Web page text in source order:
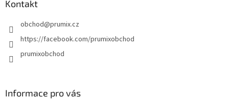
Kontakt
obchod@prumix.cz
https://facebook.com/prumixobchod
prumixobchod
Informace pro vás